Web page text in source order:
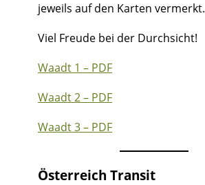
jeweils auf den Karten vermerkt.
Viel Freude bei der Durchsicht!
Waadt 1 – PDF
Waadt 2 – PDF
Waadt 3 – PDF
Österreich Transit